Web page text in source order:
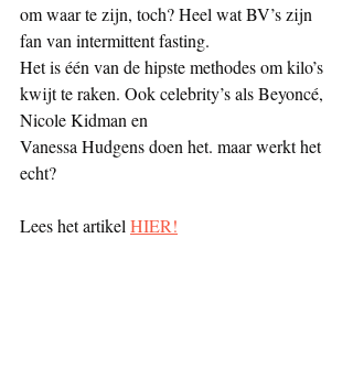
om waar te zijn, toch? Heel wat BV’s zijn
fan van intermittent fasting.
Het is één van de hipste methodes om kilo’s
kwijt te raken. Ook celebrity’s als Beyoncé,
Nicole Kidman en
Vanessa Hudgens doen het. maar werkt het
echt?
Lees het artikel HIER!